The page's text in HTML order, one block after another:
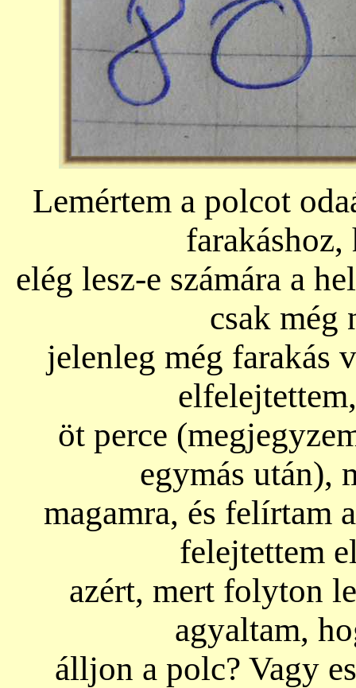
Lemértem a polcot
farakáshoz,
elég lesz-e számára a
csak még
jelenleg még farakás
öt perce
egymás után),
magamra, és felírtam
felejtettem
azért, mert folyton
agyaltam,
álljon a polc? Vagy